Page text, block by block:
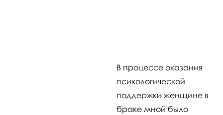
В процессе оказания
психологической
поддержки женщине в
браке мной было